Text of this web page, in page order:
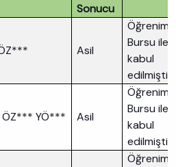
Sonucu
Asil
Öğrenim
Bursu ile
kabul
edilmiştir
YÖ*** Asil
Öğrenim
Bursu ile
kabul
edilmiştir
Öğrenim